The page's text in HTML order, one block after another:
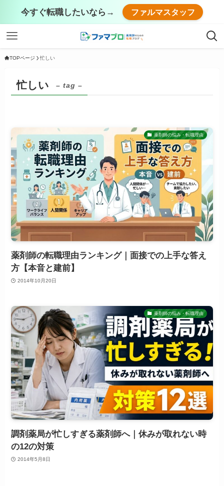
今すぐ転職したいなら→ ファルマスタッフ
TOPページ 忙しい
忙しい – tag –
薬剤師の悩み・転職理由
薬剤師の転職理由ランキング｜面接での上手な答え
方【本音と建前】
2014年10月20日
薬剤師の悩み・転職理由
調剤薬局が忙しすぎる薬剤師へ｜休みが取れない時
の12の対策
2014年5月8日